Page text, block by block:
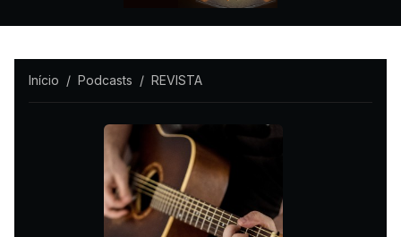
Início Podcasts REVISTA